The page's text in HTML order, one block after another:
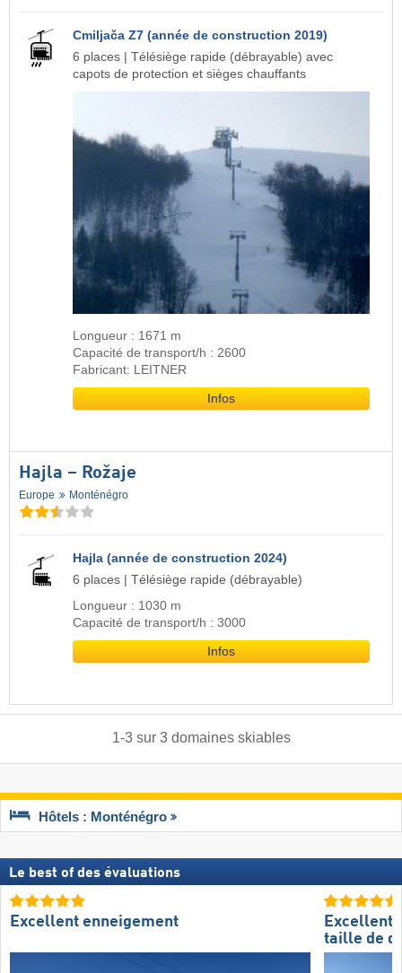
Cmiljača Z7 (année de construction 2019)
6 places | Télésiège rapide (débrayable) avec
capots de protection et sièges chauffants
Longueur : 1671 m
Capacité de transport/h : 2600
Fabricant: LEITNER
Infos
Hajla – Rožaje
Europe Monténégro
Hajla (année de construction 2024)
6 places | Télésiège rapide (débrayable)
Longueur : 1030 m
Capacité de transport/h : 3000
Infos
1-3sur 3 domaines skiables
Hôtels : Monténégro
Le best of des évaluations
Excellent enneigement
Excellente
taille de